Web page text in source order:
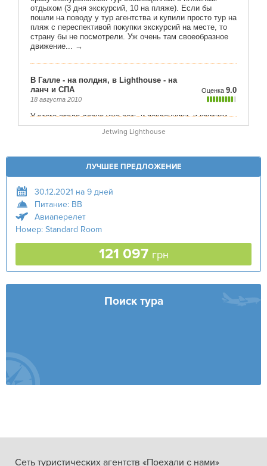
Jetwing Lighthouse
ЛУЧШЕЕ ПРЕДЛОЖЕНИЕ
30.12.2021 на 9 дней
Питание: BB
Авиаперелет
Номер: Standard Room
121 097 грн
Поиск тура
Сеть туристических агентств «Поехали с нами»